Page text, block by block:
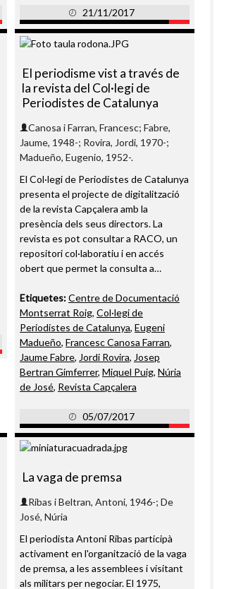
21/11/2017
El periodisme vist a través de
la revista del Col·legi de
Periodistes de Catalunya
Canosa i Farran, Francesc; Fabre,
Jaume, 1948-; Rovira, Jordi, 1970-;
Madueño, Eugenio, 1952-.
El Col·legi de Periodistes de Catalunya
presenta el projecte de digitalització
de la revista Capçalera amb la
presència dels seus directors. La
revista es pot consultar a RACO, un
repositori col·laboratiu i en accés
obert que permet la consulta a…
Etiquetes:Centre de Documentació
Montserrat Roig, Col·legi de
Periodistes de Catalunya, Eugeni
Madueño, Francesc Canosa Farran,
Jaume Fabre, Jordi Rovira, Josep
Bertran Gimferrer, Miquel Puig, Núria
de José, Revista Capçalera
05/07/2017
La vaga de premsa
Ribas i Beltran, Antoni, 1946-; De
José, Núria
El periodista Antoni Ribas participà
activament en l'organització de la vaga
de premsa, a les assemblees i visitant
als militars per negociar. El 1975,